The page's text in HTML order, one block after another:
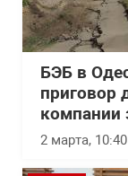
БЭБ в
приговор
компании
2 марта, 10:40